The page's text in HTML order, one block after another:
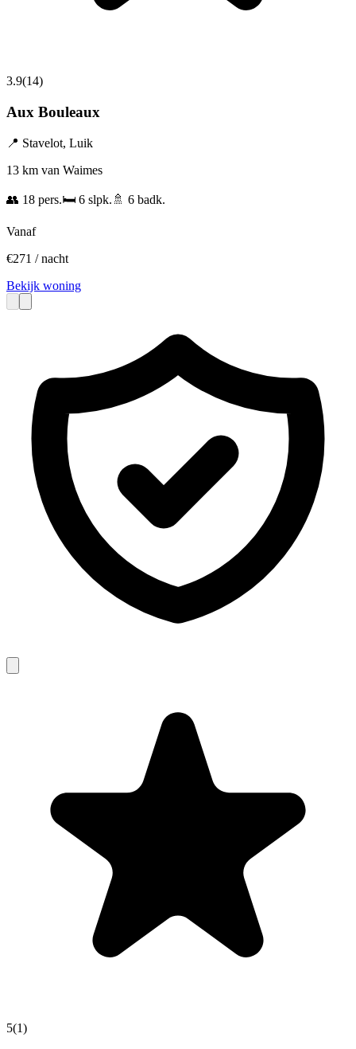
3.9(14)
Aux Bouleaux
📍 Stavelot, Luik
13 km van Waimes
👥 18 pers.🛏️ 6 slpk. 🚿 6 badk.
Vanaf
€271 / nacht
Bekijk woning
5(1)